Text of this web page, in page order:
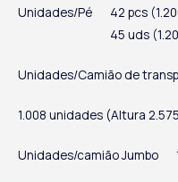
Unidades/Pé
42 pcs
45 uds
Unidades/Camião de
1.008 unidades (Altura
Unidades/camião Jumbo